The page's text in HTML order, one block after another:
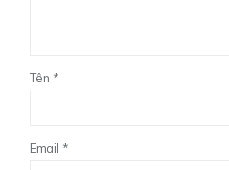
Tên *
Email *